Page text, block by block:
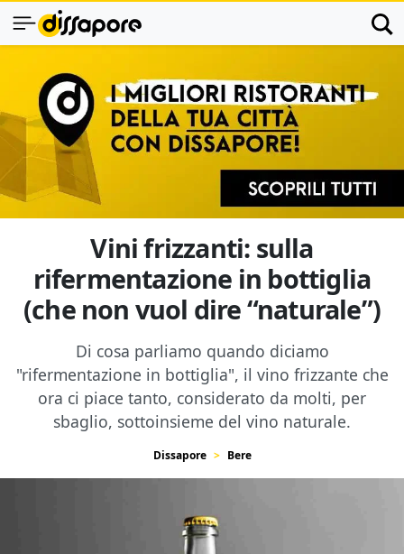
Vini frizzanti: sulla
rifermentazione in bottiglia
(che non vuol dire “naturale”)
Di cosa parliamo quando diciamo
"rifermentazione in bottiglia", il vino frizzante che
ora ci piace tanto, considerato da molti, per
sbaglio, sottoinsieme del vino naturale.
Dissapore Bere